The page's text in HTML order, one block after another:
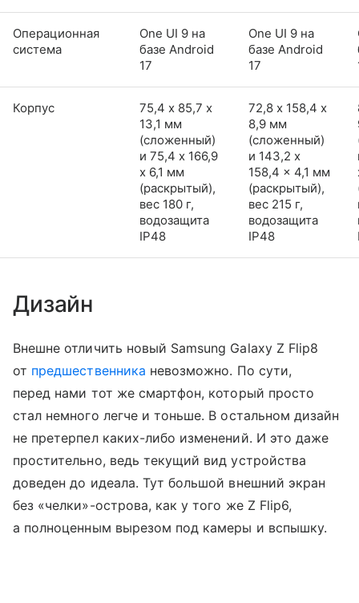
Операционная
система
One UI 9 на
базе Android
17
One UI 9 на
базе Android
17
Корпус
75,4 х 85,7 х
13,1 мм
(сложенный)
и 75,4 x 166,9
x 6,1 мм
(раскрытый),
вес 180 г,
водозащита
IP48
72,8 х 158,4 х
8,9 мм
(сложенный)
и 143,2 x
158,4 x 4,1 мм
(раскрытый),
вес 215 г,
водозащита
IP48
Дизайн
Внешне отличить новый Samsung Galaxy Z Flip8
от предшественника невозможно. По сути,
перед нами тот же смартфон, который просто
стал немного легче и тоньше. В остальном дизайн
не претерпел каких-либо изменений. И это даже
простительно, ведь текущий вид устройства
доведен до идеала. Тут большой внешний экран
без «челки»-острова, как у того же Z Flip6,
а полноценным вырезом под камеры и вспышку.